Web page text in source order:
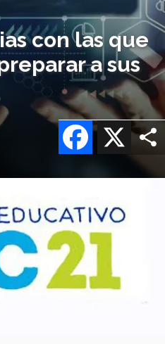
con las que
a sus
X
Facebook